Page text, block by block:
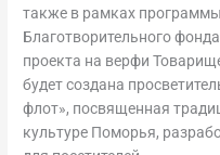
также в рамках
Благотворительного
проекта на верфи
будет создана
флот», посвященная
культуре Поморья,